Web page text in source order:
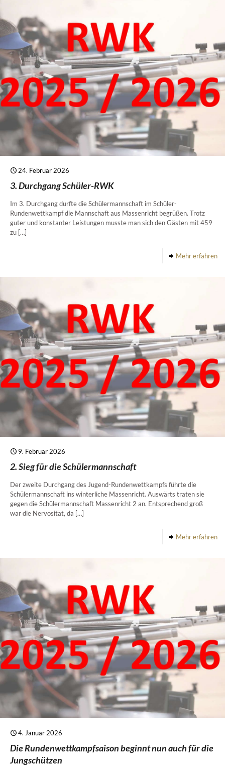
24. Februar 2026
3. Durchgang Schüler-RWK
Im 3. Durchgang durfte die Schülermannschaft im Schüler-
Rundenwettkampf die Mannschaft aus Massenricht begrüßen. Trotz
guter und konstanter Leistungen musste man sich den Gästen mit 459
zu […]
Mehr erfahren
9. Februar 2026
2. Sieg für die Schülermannschaft
Der zweite Durchgang des Jugend-Rundenwettkampfs führte die
Schülermannschaft ins winterliche Massenricht. Auswärts traten sie
gegen die Schülermannschaft Massenricht 2 an. Entsprechend groß
war die Nervosität, da […]
Mehr erfahren
4. Januar 2026
Die Rundenwettkampfsaison beginnt nun auch für die
Jungschützen